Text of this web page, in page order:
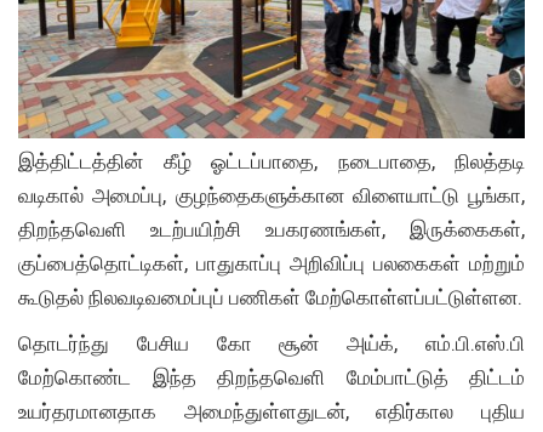
இத்திட்டத்தின் கீழ் ஓட்டப்பாதை, நடைபாதை, நிலத்தடி
வடிகால் அமைப்பு, குழந்தைகளுக்கான விளையாட்டு பூங்கா,
திறந்தவெளி உடற்பயிற்சி உபகரணங்கள், இருக்கைகள்,
குப்பைத்தொட்டிகள், பாதுகாப்பு அறிவிப்பு பலகைகள் மற்றும்
கூடுதல் நிலவடிவமைப்புப் பணிகள் மேற்கொள்ளப்பட்டுள்ளன.
தொடர்ந்து பேசிய கோ சூன் அய்க், எம்.பி.எஸ்.பி
மேற்கொண்ட இந்த திறந்தவெளி மேம்பாட்டுத் திட்டம்
உயர்தரமானதாக அமைந்துள்ளதுடன், எதிர்கால புதிய